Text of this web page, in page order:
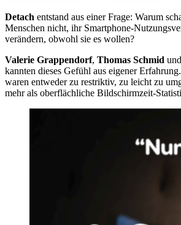
Detach entstand aus einer Frage: Warum
Menschen nicht, ihr Smartphone-
verändern, obwohl sie es wollen?
Valerie Grappendorf, Thomas Schmid und
kannten dieses Gefühl aus eigener
waren entweder zu restriktiv, zu leicht zu
mehr als oberflächliche Bildschirmzeit-